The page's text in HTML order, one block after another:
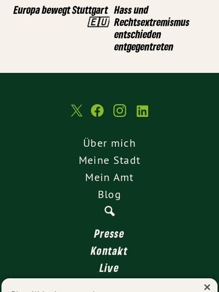
Europa bewegt Stuttgart
🇪🇺
Hass und
Rechtsextremismus
entschieden
entgegentreten
Über mich
Meine Stadt
Mein Amt
Blog
Presse
Kontakt
Live
×